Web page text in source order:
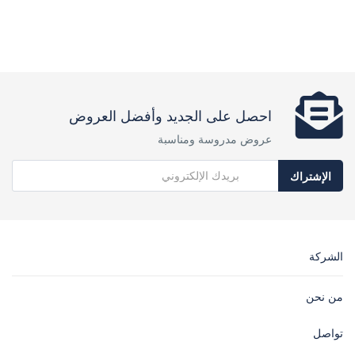
احصل على الجديد وأفضل العروض
عروض مدروسة ومناسبة
الإشتراك
الشركة
من نحن
تواصل